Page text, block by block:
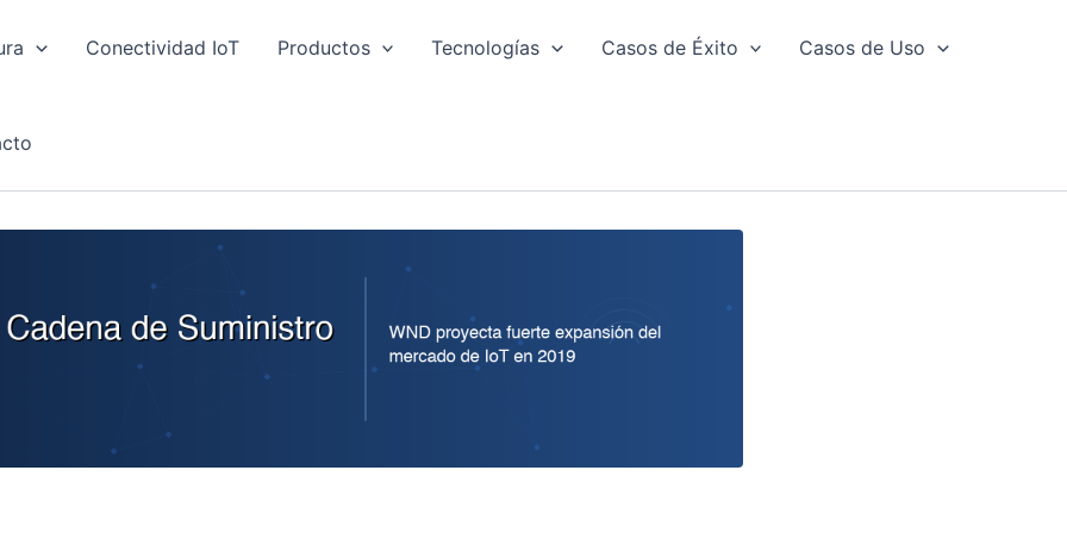
Conectividad IoT Productos Tecnologías Casos de Éxito Casos de Uso